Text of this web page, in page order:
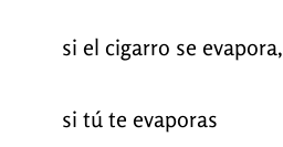
si el cigarro se evapora,
si tú te evaporas